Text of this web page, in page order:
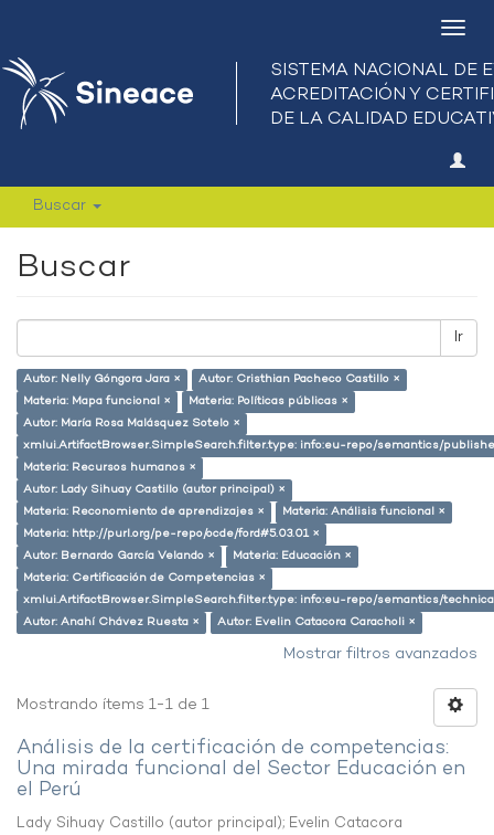
Buscar
Buscar
Ir
Autor: Nelly Góngora Jara ×
Autor: Cristhian Pacheco Castillo ×
Materia: Mapa funcional ×
Materia: Políticas públicas ×
Autor: María Rosa Malásquez Sotelo ×
xmlui.ArtifactBrowser.SimpleSearch.filter.type: info:eu-repo/semantics/
Materia: Recursos humanos ×
Autor: Lady Sihuay Castillo (autor principal) ×
Materia: Reconomiento de aprendizajes ×
Materia: Análisis funcional ×
Materia: http://purl.org/pe-repo/ocde/ford#5.03.01 ×
Autor: Bernardo García Velando ×
Materia: Educación ×
Materia: Certificación de Competencias ×
xmlui.ArtifactBrowser.SimpleSearch.filter.type: info:eu-repo/semantics/
Autor: Anahí Chávez Ruesta ×
Autor: Evelin Catacora Caracholi ×
Mostrar filtros avanzados
Mostrando ítems 1-1 de 1
Análisis de la certificación de competencias:
Una mirada funcional del Sector Educación en
el Perú
Lady Sihuay Castillo (autor principal); Evelin Catacora